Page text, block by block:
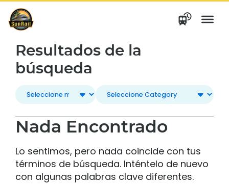
saltar
contenido
Resultados de la
búsqueda
Nada Encontrado
Lo sentimos, pero nada coincide con tus
términos de búsqueda. Inténtelo de nuevo
con algunas palabras clave diferentes.